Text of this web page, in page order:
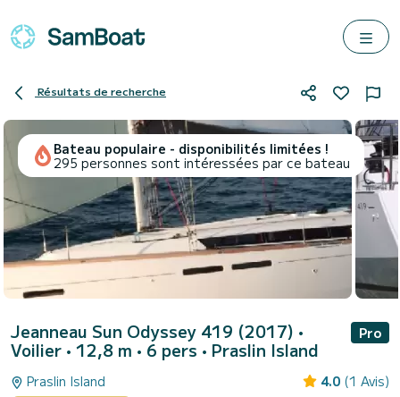
Résultats de recherche
Bateau populaire - disponibilités limitées !
295 personnes sont intéressées par ce bateau
Jeanneau Sun Odyssey 419 (2017) •
Voilier • 12,8 m • 6 pers • Praslin Island
Pro
Praslin Island 4.0 (1 Avis)